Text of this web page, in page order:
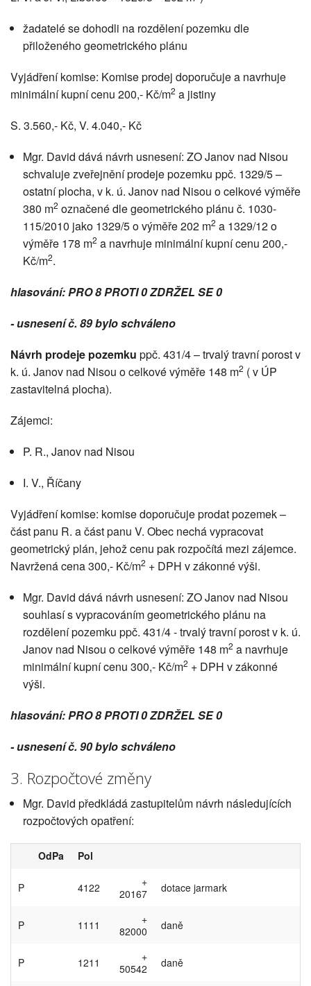
žadatelé se dohodli na rozdělení pozemku dle
přiloženého geometrického plánu
Vyjádření komise: Komise prodej doporučuje a navrhuje
minimální kupní cenu 200,- Kč/m2 a jistiny
S. 3.560,- Kč, V. 4.040,- Kč
Mgr. David dává návrh usnesení: ZO Janov nad Nisou
schvaluje zveřejnění prodeje pozemku ppč. 1329/5 –
ostatní plocha, v k. ú. Janov nad Nisou o celkové výměře
380 m2 označené dle geometrického plánu č. 1030-
115/2010 jako 1329/5 o výměře 202 m2 a 1329/12 o
výměře 178 m2 a navrhuje minimální kupní cenu 200,-
Kč/m2.
hlasování: PRO 8 PROTI 0 ZDRŽEL SE 0
- usnesení č. 89 bylo schváleno
Návrh prodeje pozemku ppč. 431/4 – trvalý travní porost v
k. ú. Janov nad Nisou o celkové výměře 148 m2 ( v ÚP
zastavitelná plocha).
Zájemci:
P. R., Janov nad Nisou
I. V., Říčany
Vyjádření komise: komise doporučuje prodat pozemek –
část panu R. a část panu V. Obec nechá vypracovat
geometrický plán, jehož cenu pak rozpočítá mezi zájemce.
Navržená cena 300,- Kč/m2 + DPH v zákonné výši.
Mgr. David dává návrh usnesení: ZO Janov nad Nisou
souhlasí s vypracováním geometrického plánu na
rozdělení pozemku ppč. 431/4 - trvalý travní porost v k. ú.
Janov nad Nisou o celkové výměře 148 m2 a navrhuje
minimální kupní cenu 300,- Kč/m2 + DPH v zákonné
výši.
hlasování: PRO 8 PROTI 0 ZDRŽEL SE 0
- usnesení č. 90 bylo schváleno
3. Rozpočtové změny
Mgr. David předkládá zastupitelům návrh následujících
rozpočtových opatření:
OdPa Pol
P 4122
+
20167
dotace jarmark
P 1111
+
82000
daně
P 1211
+
50542
daně